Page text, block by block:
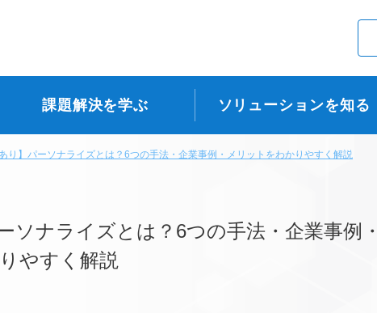
課題解決を学ぶ ソリューションを知る
あり】パーソナライズとは？6つの手法・企業事例・メリットをわかりやすく解説
ソナライズとは？6つの手法・企業事例・
やすく解説